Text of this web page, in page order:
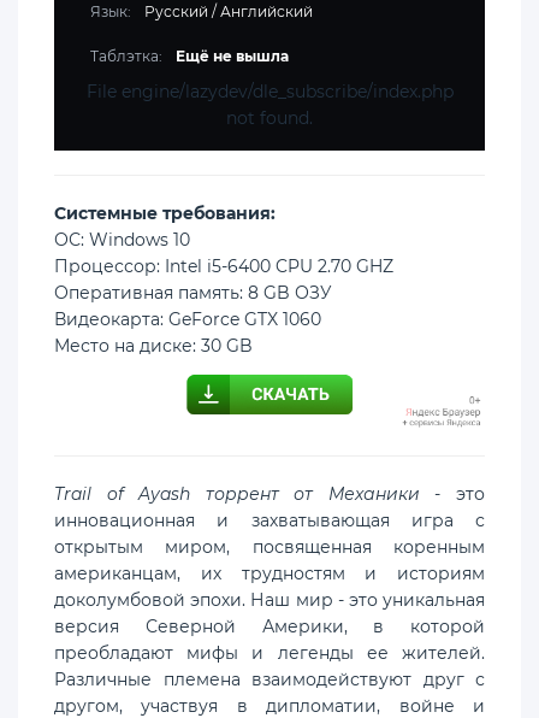
Язык: Русский / Английский
Таблэтка: Ещё не вышла
File engine/lazydev/dle_subscribe/index.php
not found.
Cистемные требования:
ОС: Windows 10
Процессор: Intel i5-6400 CPU 2.70 GHZ
Оперативная память: 8 GB ОЗУ
Видеокарта: GeForce GTX 1060
Место на диске: 30 GB
Trail of Ayash торрент от Механики- это
инновационная и захватывающая игра с
открытым миром, посвященная коренным
американцам, их трудностям и историям
доколумбовой эпохи. Наш мир - это уникальная
версия Северной Америки, в которой
преобладают мифы и легенды ее жителей.
Различные племена взаимодействуют друг с
другом, участвуя в дипломатии, войне и